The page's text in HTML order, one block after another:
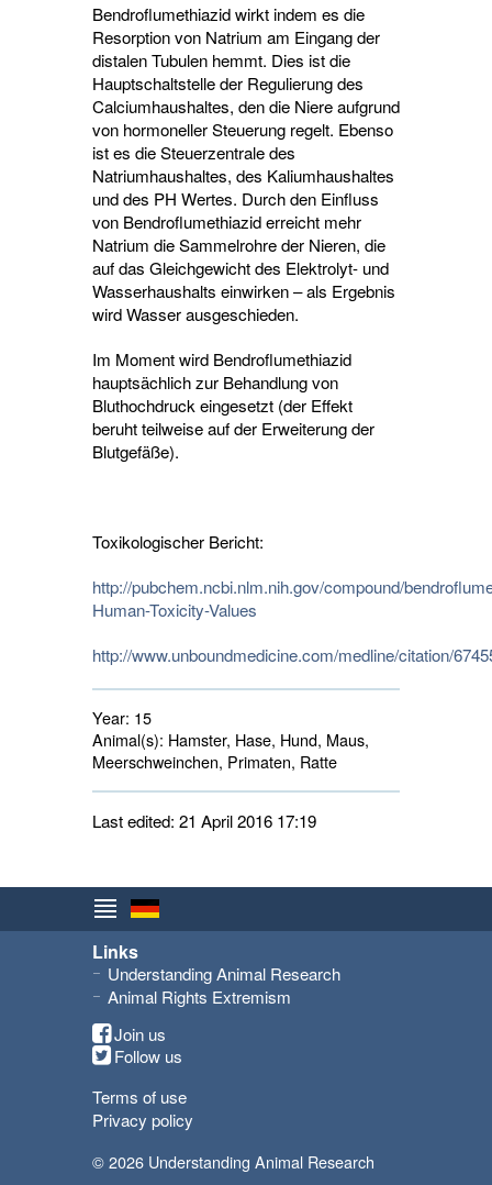
Bendroflumethiazid wirkt indem es die
Resorption von Natrium am Eingang der
distalen Tubulen hemmt. Dies ist die
Hauptschaltstelle der Regulierung des
Calciumhaushaltes, den die Niere aufgrund
von hormoneller Steuerung regelt. Ebenso
ist es die Steuerzentrale des
Natriumhaushaltes, des Kaliumhaushaltes
und des PH Wertes. Durch den Einfluss
von Bendroflumethiazid erreicht mehr
Natrium die Sammelrohre der Nieren, die
auf das Gleichgewicht des Elektrolyt- und
Wasserhaushalts einwirken – als Ergebnis
wird Wasser ausgeschieden.
Im Moment wird Bendroflumethiazid
hauptsächlich zur Behandlung von
Bluthochdruck eingesetzt (der Effekt
beruht teilweise auf der Erweiterung der
Blutgefäße).
Toxikologischer Bericht:
http://pubchem.ncbi.nlm.nih.gov/compound/
Human-Toxicity-Values
http://www.unboundmedicine.com/medline/citation/
Year: 15
Animal(s): Hamster, Hase, Hund, Maus,
Meerschweinchen, Primaten, Ratte
Last edited: 21 April 2016 17:19
Links
Understanding Animal Research
Animal Rights Extremism
Join us
Follow us
Terms of use
Privacy policy
© 2026 Understanding Animal Research